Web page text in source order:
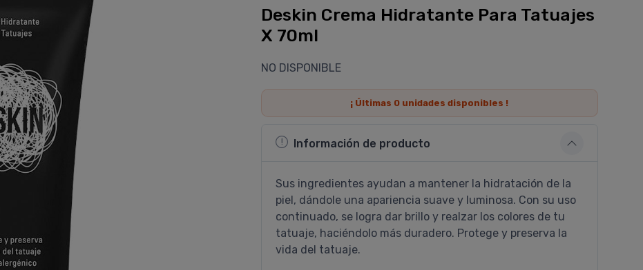
Deskin Crema Hidratante Para Tatuajes
X 70ml
NO DISPONIBLE
¡ Últimas 0 unidades disponibles !
Información de producto
Sus ingredientes ayudan a mantener la hidratación de la
piel, dándole una apariencia suave y luminosa. Con su uso
continuado, se logra dar brillo y realzar los colores de tu
tatuaje, haciéndolo más duradero. Protege y preserva la
vida del tatuaje.